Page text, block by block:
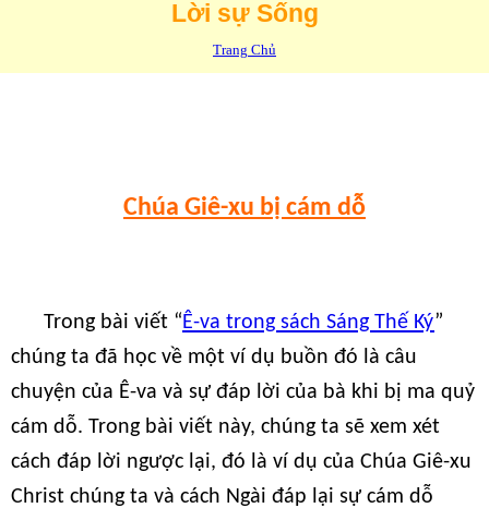
Lời sự Sống
Trang Chủ
Chúa Giê-xu bị cám dỗ
Trong bài viết “Ê-va trong sách Sáng Thế Ký”
chúng ta đã học về một ví dụ buồn đó là câu
chuyện của Ê-va và sự đáp lời của bà khi bị ma quỷ
cám dỗ. Trong bài viết này, chúng ta sẽ xem xét
cách đáp lời ngược lại, đó là ví dụ của Chúa Giê-xu
Christ chúng ta và cách Ngài đáp lại sự cám dỗ